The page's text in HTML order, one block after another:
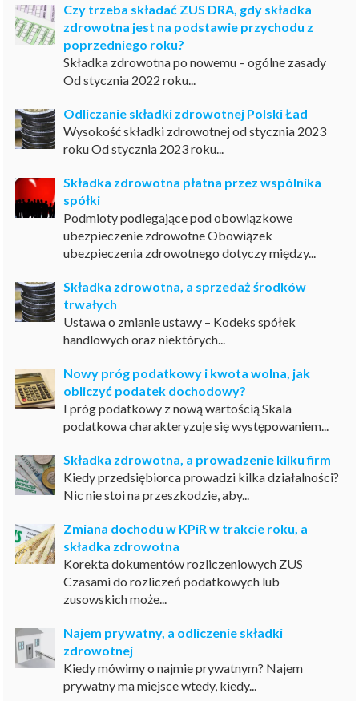
Czy trzeba składać ZUS DRA, gdy składka
zdrowotna jest na podstawie przychodu z
poprzedniego roku?
Składka zdrowotna po nowemu – ogólne zasady
Od stycznia 2022 roku...
Odliczanie składki zdrowotnej Polski Ład
Wysokość składki zdrowotnej od stycznia 2023
roku Od stycznia 2023 roku...
Składka zdrowotna płatna przez wspólnika
spółki
Podmioty podlegające pod obowiązkowe
ubezpieczenie zdrowotne Obowiązek
ubezpieczenia zdrowotnego dotyczy między...
Składka zdrowotna, a sprzedaż środków
trwałych
Ustawa o zmianie ustawy – Kodeks spółek
handlowych oraz niektórych...
Nowy próg podatkowy i kwota wolna, jak
obliczyć podatek dochodowy?
I próg podatkowy z nową wartością Skala
podatkowa charakteryzuje się występowaniem...
Składka zdrowotna, a prowadzenie kilku firm
Kiedy przedsiębiorca prowadzi kilka działalności?
Nic nie stoi na przeszkodzie, aby...
Zmiana dochodu w KPiR w trakcie roku, a
składka zdrowotna
Korekta dokumentów rozliczeniowych ZUS
Czasami do rozliczeń podatkowych lub
zusowskich może...
Najem prywatny, a odliczenie składki
zdrowotnej
Kiedy mówimy o najmie prywatnym? Najem
prywatny ma miejsce wtedy, kiedy...